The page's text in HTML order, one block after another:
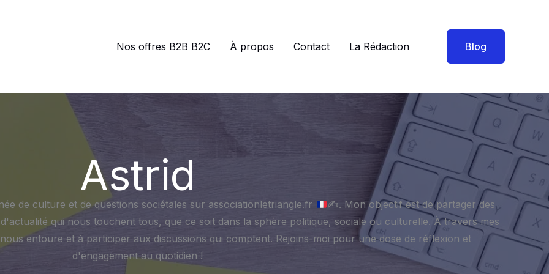
Nos offres B2B B2C À propos Contact La Rédaction Blog
Astrid
de culture et de questions sociétales sur associationletriangle.fr ✍. Mon objectif est de partager des
qui nous touchent tous, que ce soit dans la sphère politique, sociale ou culturelle. À travers mes
entoure et à participer aux discussions qui comptent. Rejoins-moi pour une dose de réflexion et
d'engagement au quotidien !